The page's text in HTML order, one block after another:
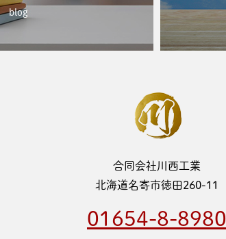
blog
合同会社川西工業
北海道名寄市徳田260-11
01654-8-8980